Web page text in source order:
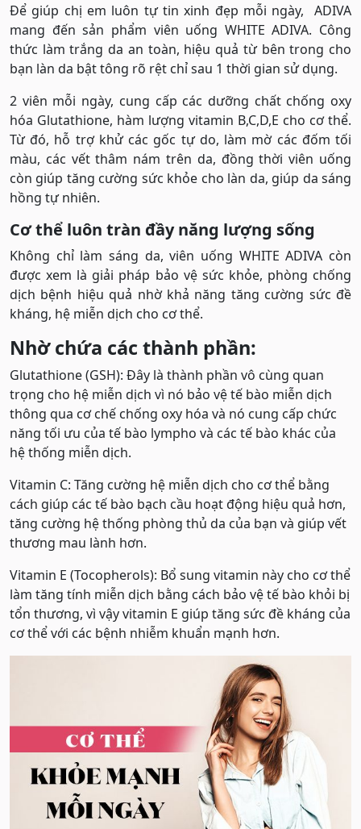
Để giúp chị em luôn tự tin xinh đẹp mỗi ngày, ADIVA
mang đến sản phẩm viên uống WHITE ADIVA. Công
thức làm trắng da an toàn, hiệu quả từ bên trong cho
bạn làn da bật tông rõ rệt chỉ sau 1 thời gian sử dụng.
2 viên mỗi ngày, cung cấp các dưỡng chất chống oxy
hóa Glutathione, hàm lượng vitamin B,C,D,E cho cơ thể.
Từ đó, hỗ trợ khử các gốc tự do, làm mờ các đốm tối
màu, các vết thâm nám trên da, đồng thời viên uống
còn giúp tăng cường sức khỏe cho làn da, giúp da sáng
hồng tự nhiên.
Cơ thể luôn tràn đầy năng lượng sống
Không chỉ làm sáng da, viên uống WHITE ADIVA còn
được xem là giải pháp bảo vệ sức khỏe, phòng chống
dịch bệnh hiệu quả nhờ khả năng tăng cường sức đề
kháng, hệ miễn dịch cho cơ thể.
Nhờ chứa các thành phần:
Glutathione (GSH): Đây là thành phần vô cùng quan
trọng cho hệ miễn dịch vì nó bảo vệ tế bào miễn dịch
thông qua cơ chế chống oxy hóa và nó cung cấp chức
năng tối ưu của tế bào lympho và các tế bào khác của
hệ thống miễn dịch.
Vitamin C: Tăng cường hệ miễn dịch cho cơ thể bằng
cách giúp các tế bào bạch cầu hoạt động hiệu quả hơn,
tăng cường hệ thống phòng thủ da của bạn và giúp vết
thương mau lành hơn.
Vitamin E (Tocopherols): Bổ sung vitamin này cho cơ thể
làm tăng tính miễn dịch bằng cách bảo vệ tế bào khỏi bị
tổn thương, vì vậy vitamin E giúp tăng sức đề kháng của
cơ thể với các bệnh nhiễm khuẩn mạnh hơn.